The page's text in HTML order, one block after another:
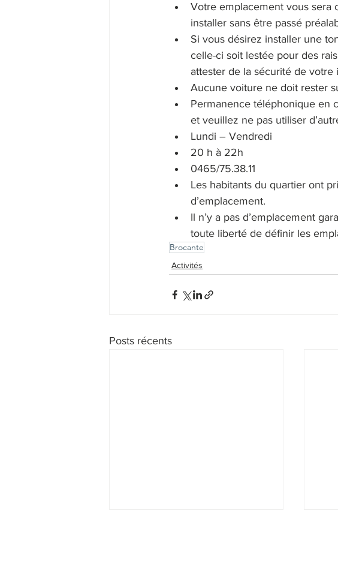
Votre emplacement vous sera
installer sans être passé
Si vous désirez installer une
celle-ci soit lestée pour des
attester de la sécurité de votre
Aucune voiture ne doit rester
Permanence téléphonique en
et veuillez ne pas utiliser
Lundi – Vendredi
20 h à 22h
0465/75.38.11
Les habitants du quartier ont
d’emplacement.
Il n’y a pas d’emplacement
toute liberté de définir les
Brocante
Activités
Posts récents